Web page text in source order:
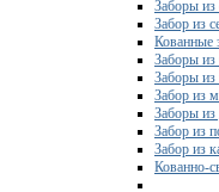
Заборы из
Забор из
Кованные
Заборы из
Заборы из
Забор из
Заборы из
Забор из
Забор из
Кованно-